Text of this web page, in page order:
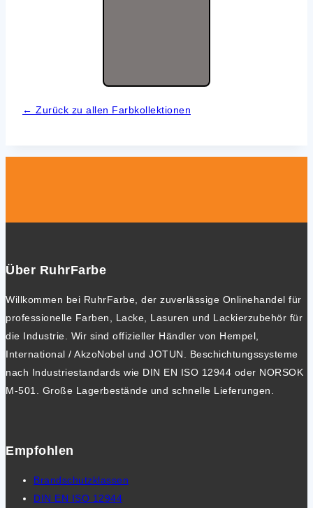
← Zurück zu allen Farb­kol­lek­tio­nen
Über RuhrFarbe
Willkommen bei RuhrFarbe, der zuverlässige Onlinehandel für
professionelle Farben, Lacke, Lasuren und Lackierzubehör für
die Industrie. Wir sind offizieller Händler von Hempel,
International / AkzoNobel und JOTUN. Beschichtungssysteme
nach Industriestandards wie DIN EN ISO 12944 oder NORSOK
M-501. Große Lagerbestände und schnelle Lieferungen.
Empfohlen
Brandschutzklassen
DIN EN ISO 12944